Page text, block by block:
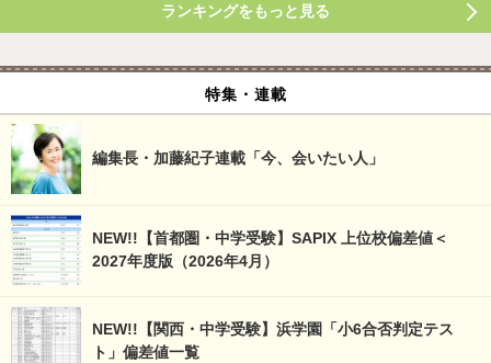
ランキングをもっと見る
特集・連載
編集長・加藤紀子連載「今、会いたい人」
NEW!!【首都圏・中学受験】SAPIX 上位校偏差値＜
2027年度版（2026年4月）
NEW!!【関西・中学受験】浜学園「小6合否判定テス
ト」偏差値一覧